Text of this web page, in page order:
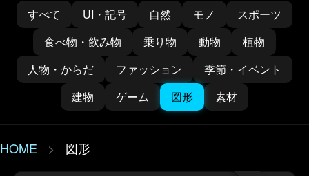
すべて UI・記号 自然 モノ
スポーツ
食べ物・飲み物
乗り物 動物
植物
人物・からだ
ファッション
季節・イベント
建物
ゲーム 図形 素材
HOME > 図形